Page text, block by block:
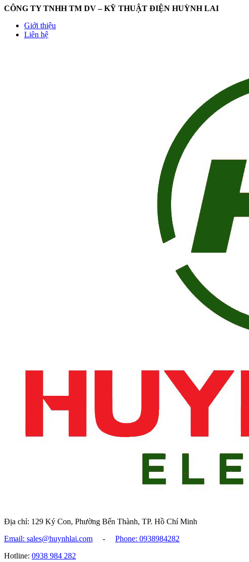
CÔNG TY TNHH TM DV – KỸ THUẬT ĐIỆN HUỲNH LAI
Giới thiệu
Liên hệ
Địa chỉ: 129 Ký Con, Phường Bến Thành, TP. Hồ Chí Minh
Email: sales@huynhlai.com
-
Phone: 0938984282
Hotline: 0938 984 282